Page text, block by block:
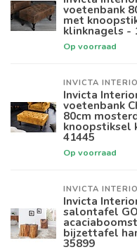
voetenbank
met
klinknagels -
Op voorraad
INVICTA
Invicta
voetenbank
80cm
knoopstiksel
41445
Op voorraad
INVICTA
Invicta
salontafel
bijzettafel
35899